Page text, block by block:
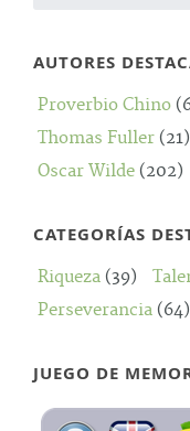
AUTORES
Proverbio Chino
Thomas Fuller (21)
Oscar Wilde (202)
CATEGORÍAS
Riqueza (39)
Perseverancia (64)
JUEGO DE